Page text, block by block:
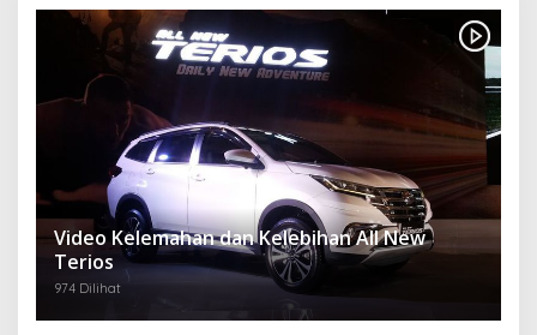
Video Kelemahan dan Kelebihan All New
Terios
974 Dilihat